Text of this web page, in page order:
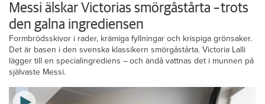
Messi älskar Victorias smörgåstårta – trots
den galna ingrediensen
Formbrödsskivor i rader, krämiga fyllningar och krispiga grönsaker.
Det är basen i den svenska klassikern smörgåstårta. Victoria Lalli
lägger till en specialingrediens – och ändå vattnas det i munnen på
självaste Messi.